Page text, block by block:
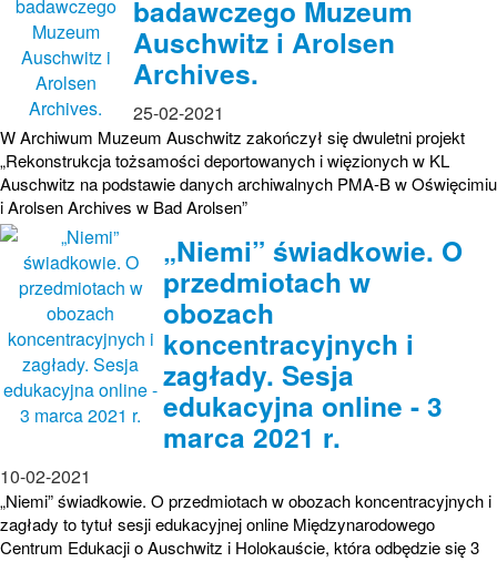
badawczego Muzeum
Auschwitz i Arolsen
Archives.
25-02-2021
W Archiwum Muzeum Auschwitz zakończył się dwuletni projekt
„Rekonstrukcja tożsamości deportowanych i więzionych w KL
Auschwitz na podstawie danych archiwalnych PMA-B w Oświęcimiu
i Arolsen Archives w Bad Arolsen”
„Niemi” świadkowie. O
przedmiotach w
obozach
koncentracyjnych i
zagłady. Sesja
edukacyjna online - 3
marca 2021 r.
10-02-2021
„Niemi” świadkowie. O przedmiotach w obozach koncentracyjnych i
zagłady to tytuł sesji edukacyjnej online Międzynarodowego
Centrum Edukacji o Auschwitz i Holokauście, która odbędzie się 3